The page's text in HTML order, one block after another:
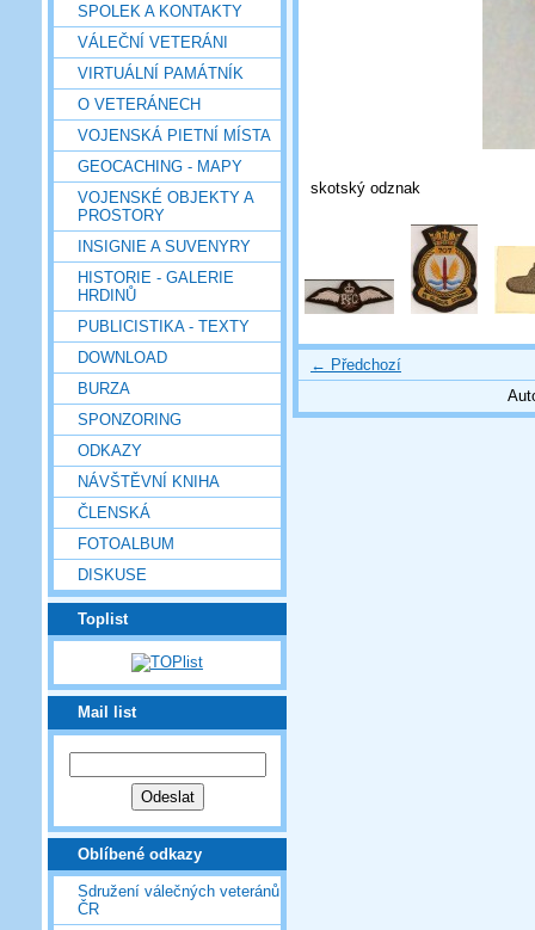
SPOLEK A KONTAKTY
VÁLEČNÍ VETERÁNI
VIRTUÁLNÍ PAMÁTNÍK
O VETERÁNECH
VOJENSKÁ PIETNÍ MÍSTA
GEOCACHING - MAPY
VOJENSKÉ OBJEKTY A
PROSTORY
INSIGNIE A SUVENYRY
HISTORIE - GALERIE
HRDINŮ
PUBLICISTIKA - TEXTY
DOWNLOAD
BURZA
SPONZORING
ODKAZY
NÁVŠTĚVNÍ KNIHA
ČLENSKÁ
FOTOALBUM
DISKUSE
Toplist
Mail list
Oblíbené odkazy
Sdružení válečných veteránů
ČR
skotský odznak
← Předchozí